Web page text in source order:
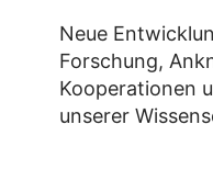
Neue
Forschung,
Kooperationen
unserer